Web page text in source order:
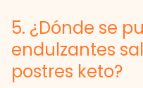
5. ¿Dónde se
endulzantes
postres keto?